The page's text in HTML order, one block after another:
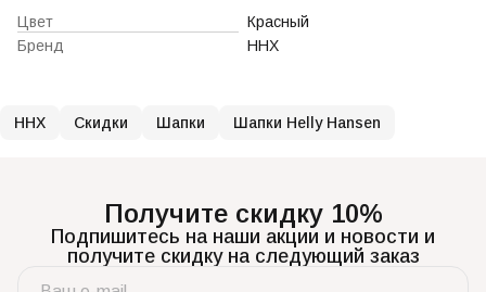
Цвет
Красный
Бренд
ННХ
ННХ Скидки Шапки Шапки Helly Hansen
Получите скидку 10%
Подпишитесь на наши акции и новости и
получите скидку на следующий заказ